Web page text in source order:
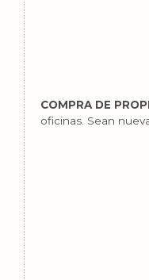
COMPRA DE
oficinas. Sean